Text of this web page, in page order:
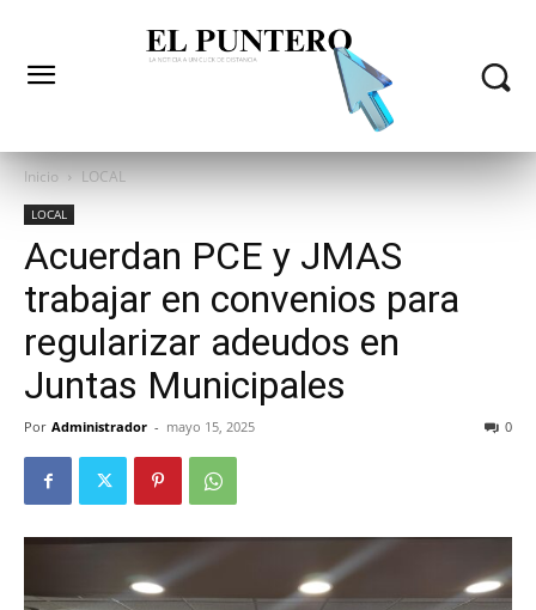
Inicio LOCAL
LOCAL
Acuerdan PCE y JMAS
trabajar en convenios para
regularizar adeudos en
Juntas Municipales
Por Administrador - mayo 15, 2025 0